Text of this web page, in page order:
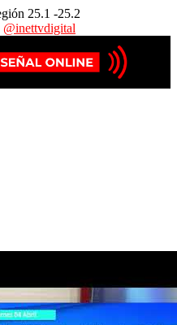
25.1 -25.2
@inettvdigital